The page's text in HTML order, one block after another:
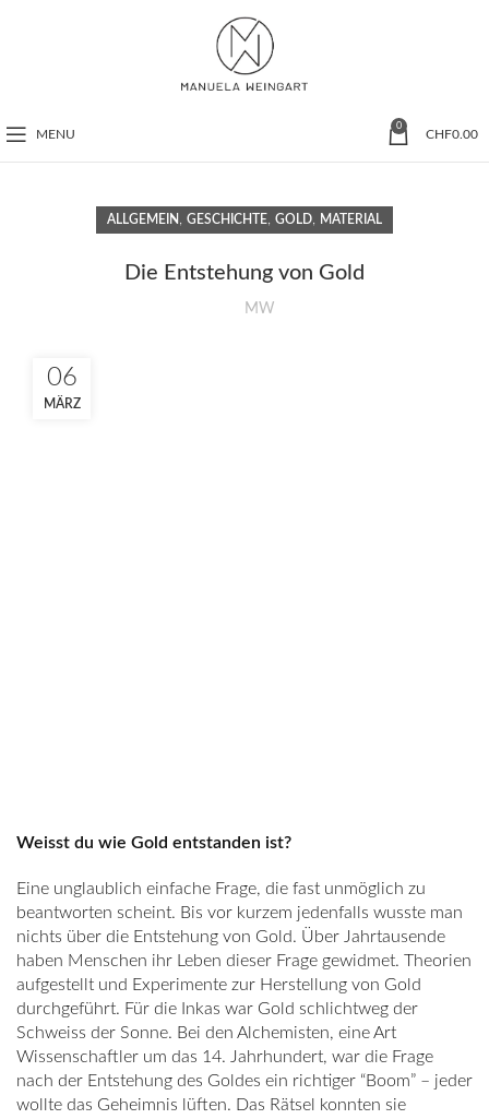
MENU
0
CHF0.00
ALLGEMEIN , GESCHICHTE, GOLD, MATERIAL
Die Entstehung von Gold
MW
06
MÄRZ
Weisst du wie Gold entstanden ist?
Eine unglaublich einfache Frage, die fast unmöglich zu
beantworten scheint. Bis vor kurzem jedenfalls wusste man
nichts über die Entstehung von Gold. Über Jahrtausende
haben Menschen ihr Leben dieser Frage gewidmet. Theorien
aufgestellt und Experimente zur Herstellung von Gold
durchgeführt. Für die Inkas war Gold schlichtweg der
Schweiss der Sonne. Bei den Alchemisten, eine Art
Wissenschaftler um das 14. Jahrhundert, war die Frage
nach der Entstehung des Goldes ein richtiger “Boom” – jeder
wollte das Geheimnis lüften. Das Rätsel konnten sie